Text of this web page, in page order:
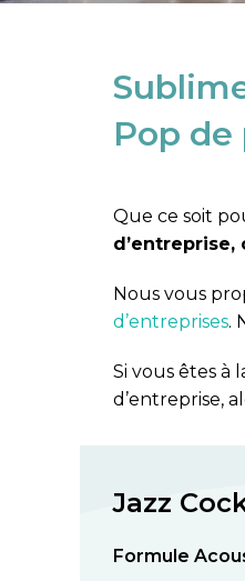
Pop
Que ce soit
d’entreprise,
Nous vous
d’entreprises.
Si vous êtes à
d’entreprise,
Jazz
Formule